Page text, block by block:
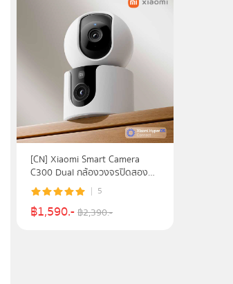
[CN] Xiaomi Smart Camera
C300 Dual กล้องวงจรปิดสอง
เลนส์ ความละเอียด 1296P คมชัด
สูงดูผ่านมือถือ
5
฿1,590.-฿2,390.-